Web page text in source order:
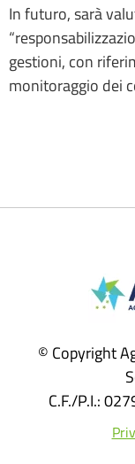
In futuro, sarà
gestioni, con
monitoraggio dei
© Copyright
C.F./P.I.: